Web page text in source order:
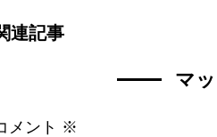
連記事
マ
メント ※